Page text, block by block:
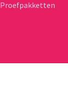
Proefpakketten